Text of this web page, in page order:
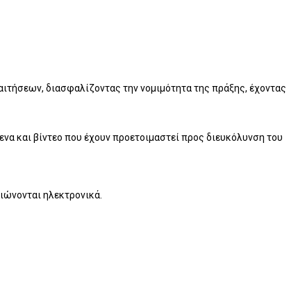
διασφαλίζοντας την νομιμότητα της πράξης, έχοντας
και βίντεο που έχουν προετοιμαστεί προς διευκόλυνση του
ηλεκτρονικά.